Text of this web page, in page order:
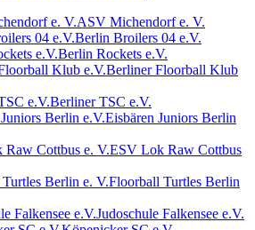
ASV Michendorf e. V.
Berlin Broilers 04 e.V.
Berlin Rockets e.V.
Berliner Floorball Klub
Berliner TSC e.V.
Eisbären Juniors Berlin
ESV Lok Raw Cottbus
Floorball Turtles Berlin
Judoschule Falkensee e.V.